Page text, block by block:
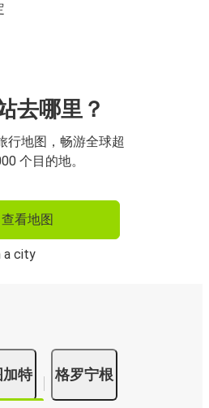
去哪里？
行地图，畅游全球超
个目的地。
查看地图
加特 格罗宁根